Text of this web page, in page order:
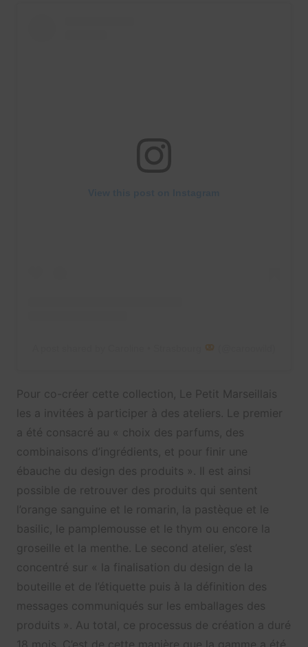
Pour co-créer cette collection, Le Petit Marseillais
les a invitées à participer à des ateliers. Le premier
a été consacré au « choix des parfums, des
combinaisons d’ingrédients, et pour finir une
ébauche du design des produits ». Il est ainsi
possible de retrouver des produits qui sentent
l’orange sanguine et le romarin, la pastèque et le
basilic, le pamplemousse et le thym ou encore la
groseille et la menthe. Le second atelier, s’est
concentré sur « la finalisation du design de la
bouteille et de l’étiquette puis à la définition des
messages communiqués sur les emballages des
produits ». Au total, ce processus de création a duré
18 mois. C’est de cette manière que la gamme a été